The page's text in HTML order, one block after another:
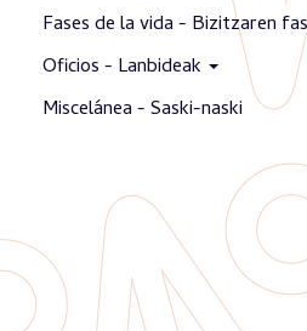
Fases de la vida - Bizitzaren
Oficios - Lanbideak
Miscelánea - Saski-naski